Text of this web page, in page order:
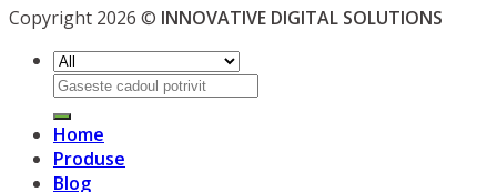
Copyright 2026 © INNOVATIVE DIGITAL SOLUTIONS
Caută
după:
Home
Produse
Blog